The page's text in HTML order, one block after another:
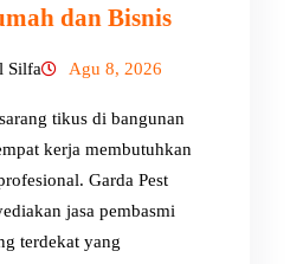
dan Bisnis
Silfa Agu 8, 2026
tikus di bangunan
kerja membutuhkan
Garda Pest
jasa pembasmi
terdekat yang